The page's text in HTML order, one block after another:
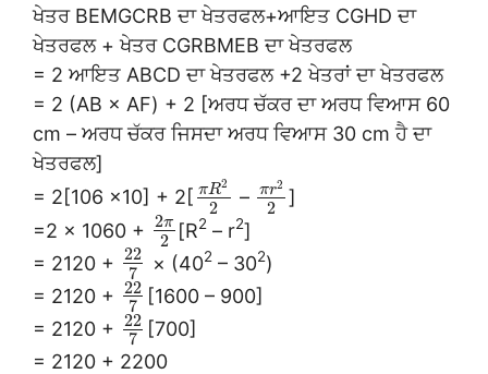
ਖੇਤਰ BEMGCRB ਦਾ ਖੇਤਰਫਲ+ਆਇਤ CGHD ਦਾ
ਖੇਤਰਫਲ + ਖੇਤਰ CGRBMEB ਦਾ ਖੇਤਰਫਲ
= 2 ਆਇਤ ABCD ਦਾ ਖੇਤਰਫਲ +2 ਖੇਤਰਾਂ ਦਾ ਖੇਤਰਫਲ
= 2 (AB × AF) + 2 [ਅਰਧ ਚੱਕਰ ਦਾ ਅਰਧ ਵਿਆਸ 60
cm – ਅਰਧ ਚੱਕਰ ਜਿਸਦਾ ਅਰਧ ਵਿਆਸ 30 cm ਹੈ ਦਾ
ਖੇਤਰਫਲ]
= 2[106 ×10] + 2[ πR2
2 – πr2
2
]
=2 × 1060 + 2π
2 [R2 – r2]
= 2120 + 22
7
× (402– 302)
= 2120 + 22
7
[1600 – 900]
= 2120 + 22
7
[700]
= 2120 + 2200